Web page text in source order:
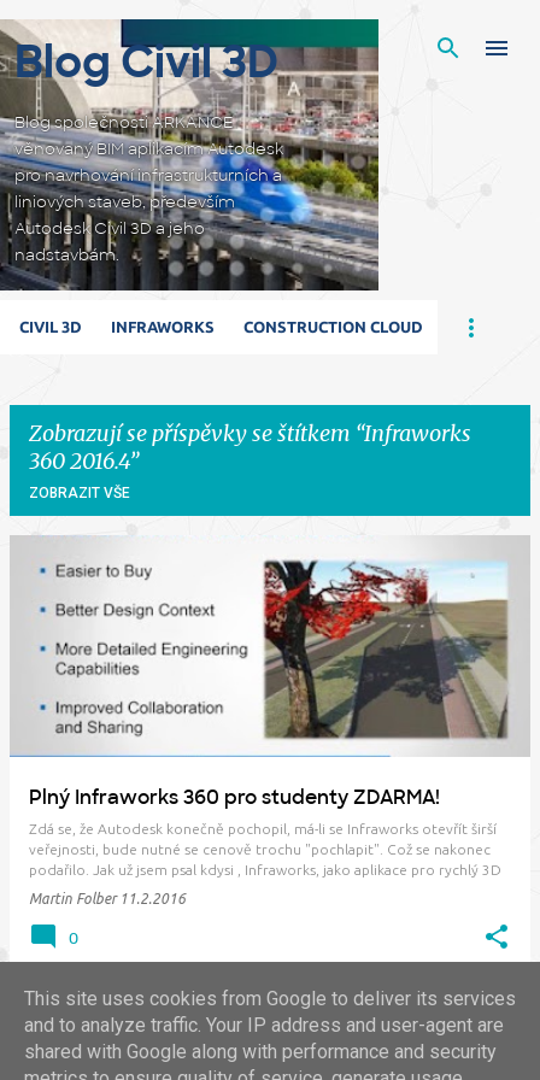
Blog Civil 3D
Blog společnosti ARKANCE
věnovaný BIM aplikacím Autodesk
pro navrhování infrastrukturních a
liniových staveb, především
Autodesk Civil 3D a jeho
nadstavbám.
CIVIL 3D INFRAWORKS CONSTRUCTION CLOUD
Zobrazují se příspěvky se štítkem Infraworks
360 2016.4
ZOBRAZIT VŠE
Plný Infraworks 360 pro studenty ZDARMA!
Zdá se, že Autodesk konečně pochopil, má-li se Infraworks otevřít širší
veřejnosti, bude nutné se cenově trochu "pochlapit". Což se nakonec
podařilo. Jak už jsem psal kdysi , Infraworks, jako aplikace pro rychlý 3D
návrh s variantami pro projekty v extravilánu, se v současné době
Martin Folber 11.2.2016
0
DALŠÍ PŘÍSPĚVKY
This site uses cookies from Google to deliver its services
and to analyze traffic. Your IP address and user-agent are
shared with Google along with performance and security